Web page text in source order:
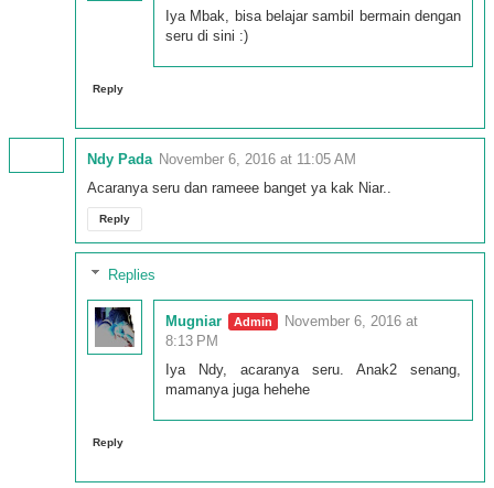
Iya Mbak, bisa belajar sambil bermain dengan
seru di sini :)
Reply
Ndy Pada November 6, 2016 at 11:05 AM
Acaranya seru dan rameee banget ya kak Niar..
Reply
Replies
Mugniar
November 6, 2016 at
8:13 PM
Iya Ndy, acaranya seru. Anak2 senang,
mamanya juga hehehe
Reply